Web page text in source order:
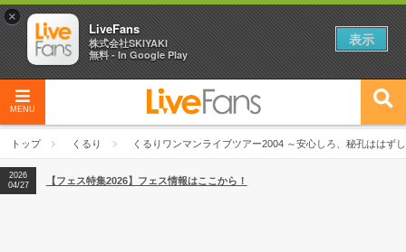
MENU
トップ くるり くるりワンマンライブツアー2004 ～安心しろ、秘孔ははず
2026
04/27
2026
【ライブ動員ランキング】2026年上半期編発表！
2026
04/27
【フェス特集2026】フェス情報はここから！
×
LiveFans
株式会社SKIYAKI
無料 - In Google Play
表示